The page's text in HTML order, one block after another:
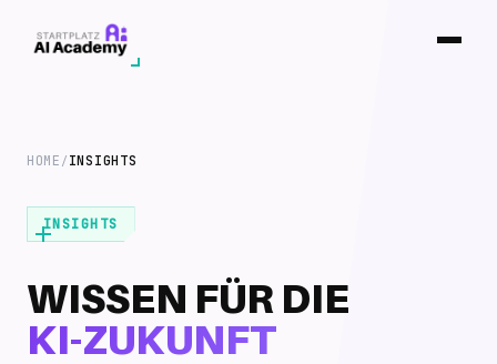
HOME / INSIGHTS
INSIGHTS
WISSEN FÜR DIE
KI-ZUKUNFT